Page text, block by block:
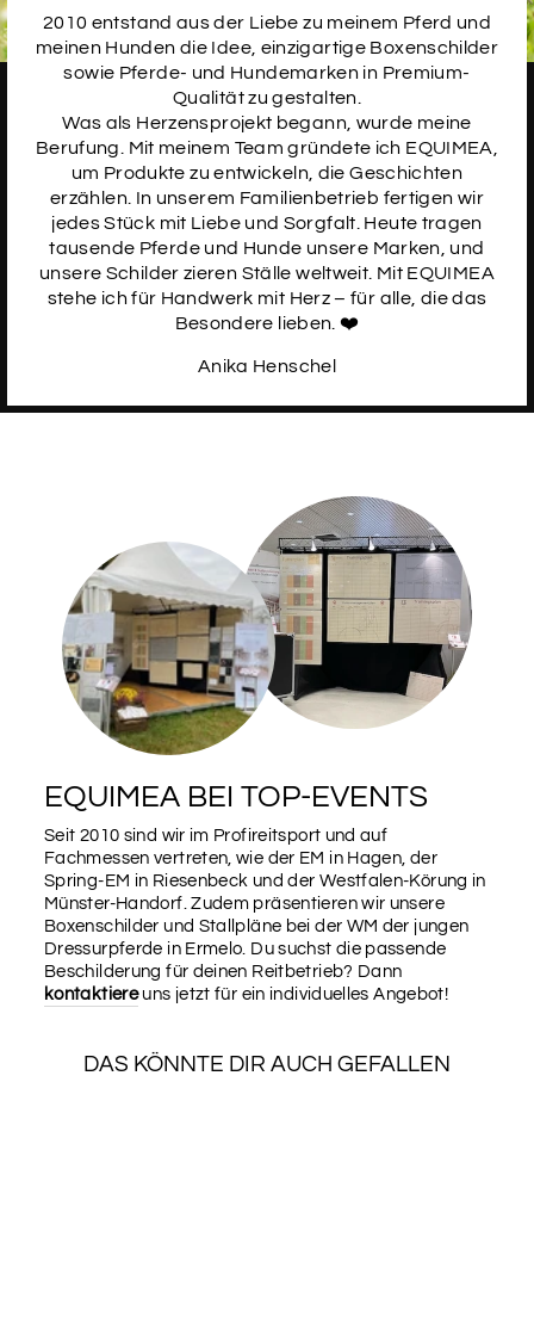
2010 entstand aus der Liebe zu meinem Pferd und
meinen Hunden die Idee, einzigartige Boxenschilder
sowie Pferde- und Hundemarken in Premium-
Qualität zu gestalten.
Was als Herzensprojekt begann, wurde meine
Berufung. Mit meinem Team gründete ich EQUIMEA,
um Produkte zu entwickeln, die Geschichten
erzählen. In unserem Familienbetrieb fertigen wir
jedes Stück mit Liebe und Sorgfalt. Heute tragen
tausende Pferde und Hunde unsere Marken, und
unsere Schilder zieren Ställe weltweit. Mit EQUIMEA
stehe ich für Handwerk mit Herz – für alle, die das
Besondere lieben. ❤️
Anika Henschel
EQUIMEA BEI TOP-EVENTS
Seit 2010 sind wir im Profireitsport und auf
Fachmessen vertreten, wie der EM in Hagen, der
Spring-EM in Riesenbeck und der Westfalen-Körung in
Münster-Handorf. Zudem präsentieren wir unsere
Boxenschilder und Stallpläne bei der WM der jungen
Dressurpferde in Ermelo. Du suchst die passende
Beschilderung für deinen Reitbetrieb? Dann
kontaktiere uns jetzt für ein individuelles Angebot!
DAS KÖNNTE DIR AUCH GEFALLEN